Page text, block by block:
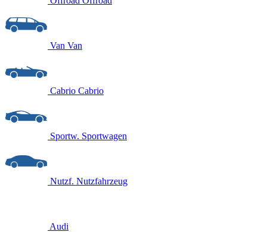
Van Van
Cabrio Cabrio
Sportw. Sportwagen
Nutzf. Nutzfahrzeug
Audi